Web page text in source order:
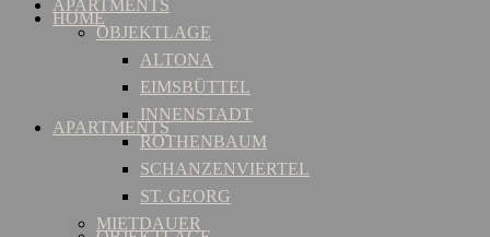
HOME
APARTMENTS
APARTMENTS
OBJEKTLAGE
ALTONA
EIMSBÜTTEL
INNENSTADT
ROTHENBAUM
SCHANZENVIERTEL
ST. GEORG
MIETDAUER